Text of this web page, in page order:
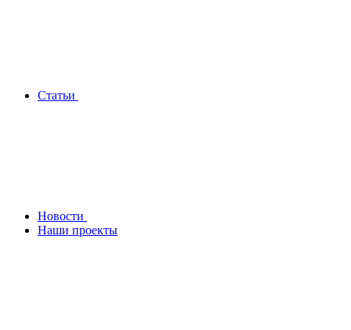
Статьи
Новости
Наши проекты